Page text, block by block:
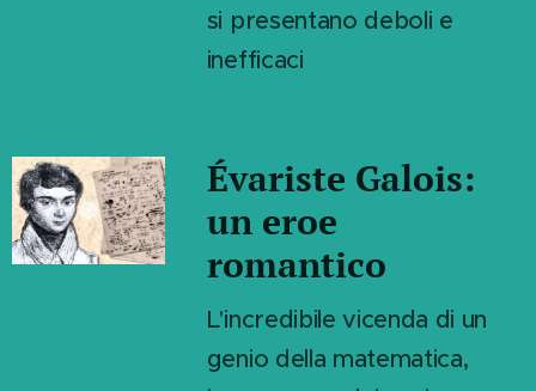
si presentano deboli e
inefficaci
Évariste Galois:
un eroe
romantico
L'incredibile vicenda di un
genio della matematica,